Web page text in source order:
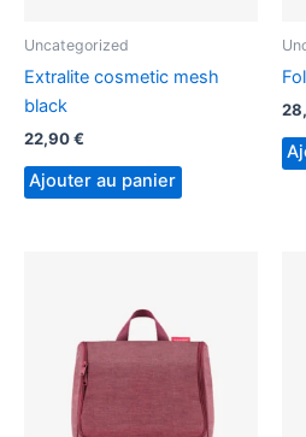
Uncategorized
Extralite cosmetic mesh
black
22,90€
Ajouter au panier